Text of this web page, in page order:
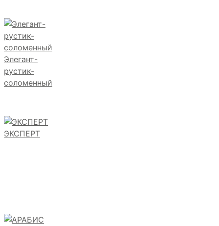
Элегант-
рустик-
соломенный
ЭКСПЕРТ